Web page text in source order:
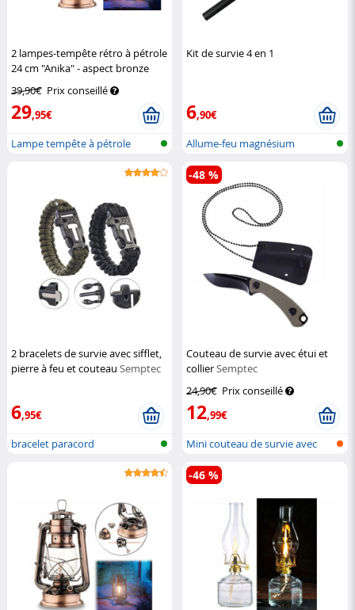
2 lampes-tempête rétro à pétrole
24 cm "Anika" - aspect bronze
39,90€ Prix conseillé
29,95€
Lampe tempête à pétrole
Kit de survie 4 en 1
6,90€
Allume-feu magnésium
2 bracelets de survie avec sifflet,
pierre à feu et couteau Semptec
6,95€
bracelet paracord
Couteau de survie avec étui et
collierSemptec
24,90€ Prix conseillé
12,99€
-48 %
Mini couteau de survie avec
étui de...
-46 %